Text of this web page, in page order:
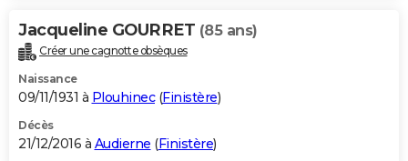
Jacqueline GOURRET (85 ans)
Créer une cagnotte obsèques
Naissance
09/11/1931 à Plouhinec(Finistère)
Décès
21/12/2016 à Audierne (Finistère)